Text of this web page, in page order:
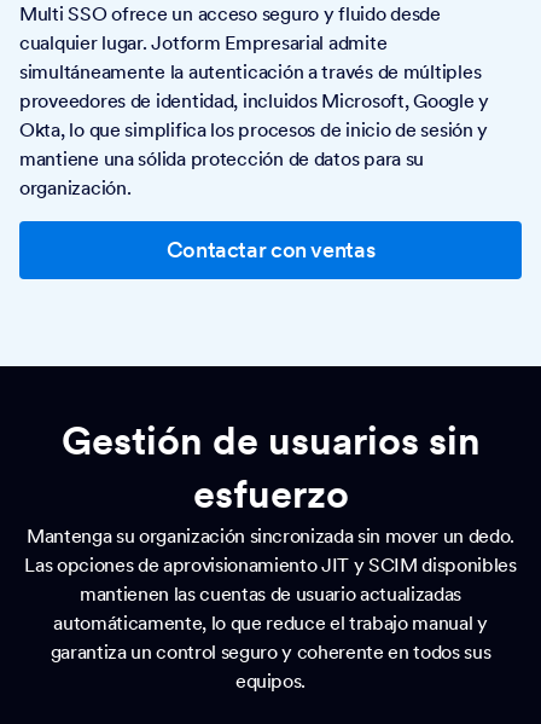
Multi SSO ofrece un acceso seguro y fluido desde
cualquier lugar. Jotform Empresarial admite
simultáneamente la autenticación a través de múltiples
proveedores de identidad, incluidos Microsoft, Google y
Okta, lo que simplifica los procesos de inicio de sesión y
mantiene una sólida protección de datos para su
organización.
Contactar con ventas
Gestión de usuarios sin
esfuerzo
Mantenga su organización sincronizada sin mover un dedo.
Las opciones de aprovisionamiento JIT y SCIM disponibles
mantienen las cuentas de usuario actualizadas
automáticamente, lo que reduce el trabajo manual y
garantiza un control seguro y coherente en todos sus
equipos.